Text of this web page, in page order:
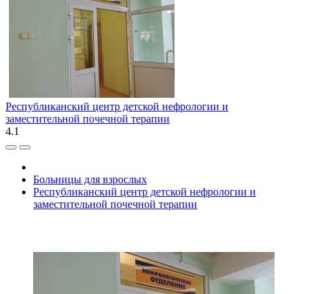
Республиканский центр детской нефрологии и
заместительной почечной терапии
4.1
Больницы для взрослых
Республиканский центр детской нефрологии и
заместительной почечной терапии